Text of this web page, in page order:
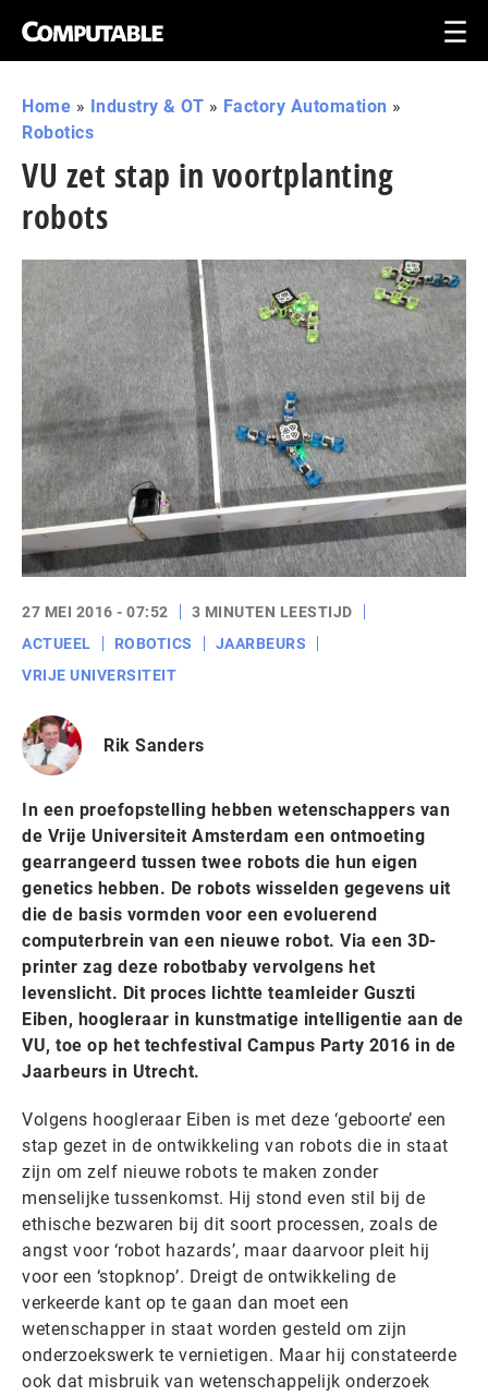
Home » Industry & OT » Factory Automation »
Robotics
VU zet stap in voortplanting
robots
27 MEI 2016 - 07:52
3 MINUTEN LEESTIJD
ACTUEEL
ROBOTICS
JAARBEURS
VRIJE UNIVERSITEIT
Rik Sanders
In een proefopstelling hebben wetenschappers van
de Vrije Universiteit Amsterdam een ontmoeting
gearrangeerd tussen twee robots die hun eigen
genetics hebben. De robots wisselden gegevens uit
die de basis vormden voor een evoluerend
computerbrein van een nieuwe robot. Via een 3D-
printer zag deze robotbaby vervolgens het
levenslicht. Dit proces lichtte teamleider Guszti
Eiben, hoogleraar in kunstmatige intelligentie aan de
VU, toe op het techfestival Campus Party 2016 in de
Jaarbeurs in Utrecht.
Volgens hoogleraar Eiben is met deze ‘geboorte’ een
stap gezet in de ontwikkeling van robots die in staat
zijn om zelf nieuwe robots te maken zonder
menselijke tussenkomst. Hij stond even stil bij de
ethische bezwaren bij dit soort processen, zoals de
angst voor ‘robot hazards’, maar daarvoor pleit hij
voor een ‘stopknop’. Dreigt de ontwikkeling de
verkeerde kant op te gaan dan moet een
wetenschapper in staat worden gesteld om zijn
onderzoekswerk te vernietigen. Maar hij constateerde
ook dat misbruik van wetenschappelijk onderzoek